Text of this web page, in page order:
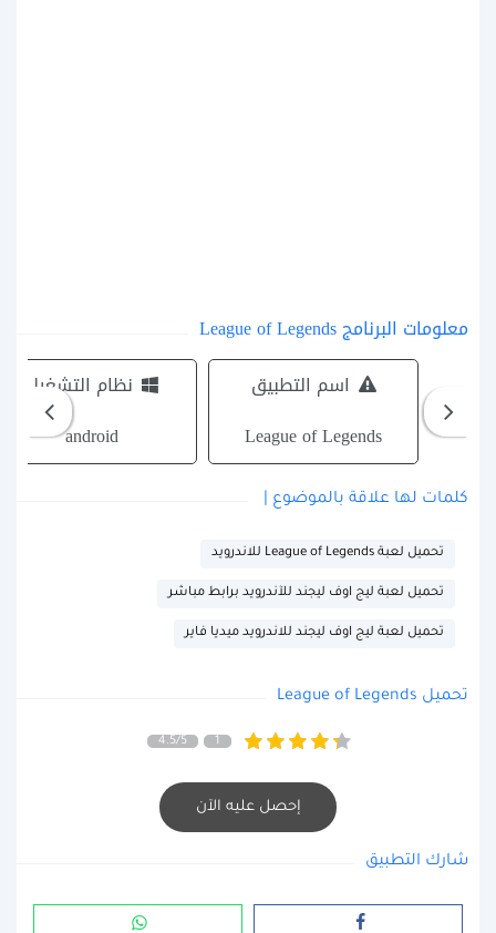
معلومات البرنامج League of Legends
اسم التطبيق
League of Legends
نظام التشغيل
android
كلمات لها علاقة بالموضوع |
تحميل لعبة League of Legends للاندرويد
تحميل لعبة ليج اوف ليجند للآندرويد برابط مباشر
تحميل لعبة ليج اوف ليجند للاندرويد ميديا فاير
تحميل League of Legends
4.5/5 1
إحصل عليه الآن
شارك التطبيق